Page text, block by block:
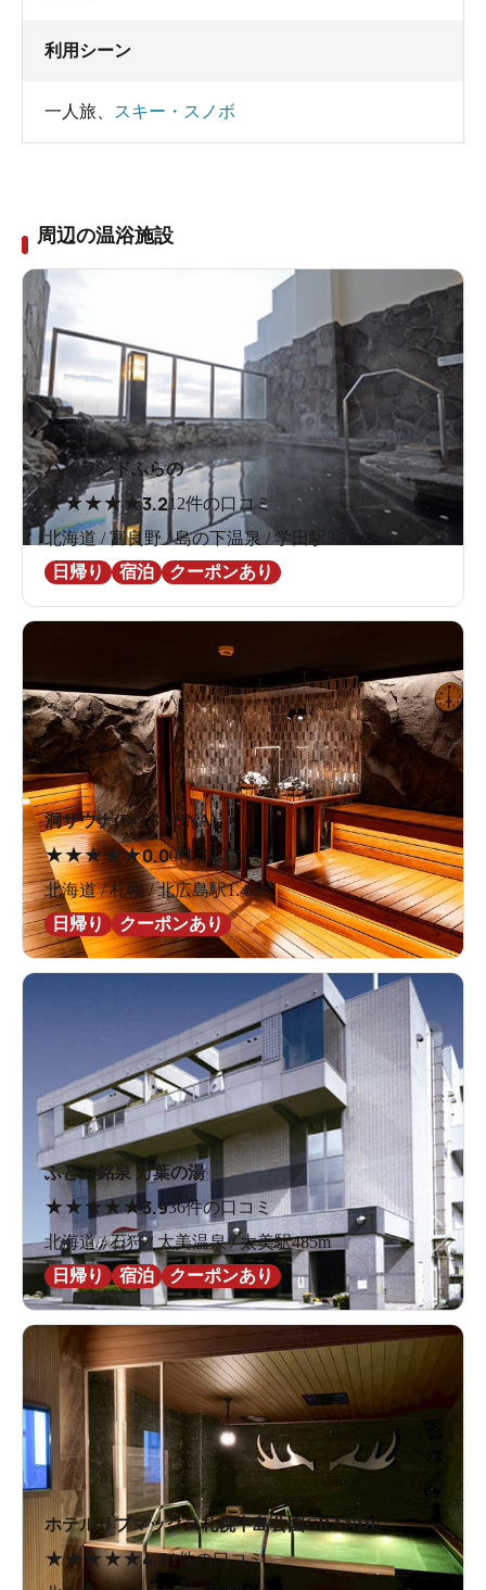
利用シーン
一人旅 スキー・スノボ
周辺の温浴施設
ハイランドふらの
★★★★★3.212件の口コミ
北海道 / 富良野 / 島の下温泉 / 学田駅3.7km
日帰り
宿泊 クーポンあり
洞サウナ(DO SAUNA)
★★★★★0.00件の口コミ
北海道 / 札幌 / 北広島駅1.4km
日帰り
クーポンあり
ふとみ銘泉 万葉の湯
★★★★ ★3.936件の口コミ
北海道 / 石狩 / 太美温泉 / 太美駅485m
日帰り
宿泊 クーポンあり
ホテルリブマックス札幌中島公園GRANDE
★★ ★★★4.01件の口コミ